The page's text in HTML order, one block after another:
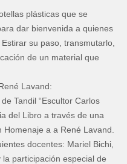
plásticas que se
dar bienvenida a quienes
su paso, transmutarlo,
de un material que
Lavand:
Tandil “Escultor Carlos
del Libro a través de una
a a René Lavand.
docentes: Mariel Bichi,
participación especial de